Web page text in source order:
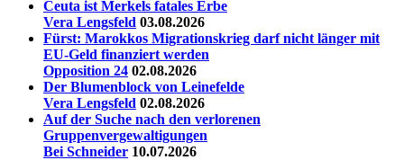
Ceuta ist Merkels fatales Erbe
Vera Lengsfeld 03.08.2026
Fürst: Marokkos Migrationskrieg darf nicht länger mit
EU-Geld finanziert werden
Opposition 24 02.08.2026
Der Blumenblock von Leinefelde
Vera Lengsfeld 02.08.2026
Auf der Suche nach den verlorenen
Gruppenvergewaltigungen
Bei Schneider 10.07.2026